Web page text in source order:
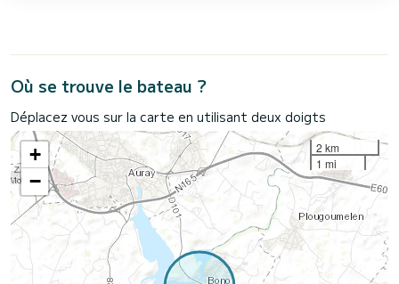
Où se trouve le bateau ?
Déplacez vous sur la carte en utilisant deux doigts
+
−
2 km
1 mi